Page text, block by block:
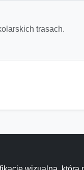
trasach.